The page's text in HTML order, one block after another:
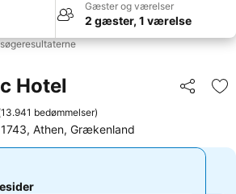
Gæster og værelser
2 gæster, 1 værelse
Hotel Del
13.941 bedømmelser)
Athen, Grækenland